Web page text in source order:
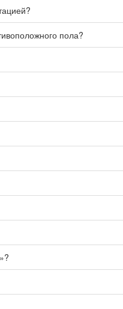
пола?